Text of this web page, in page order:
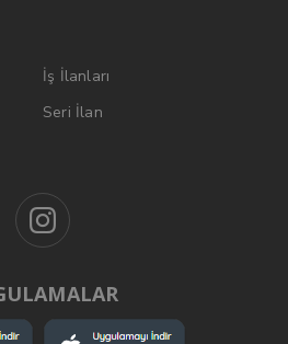
İş İlanları
Seri İlan